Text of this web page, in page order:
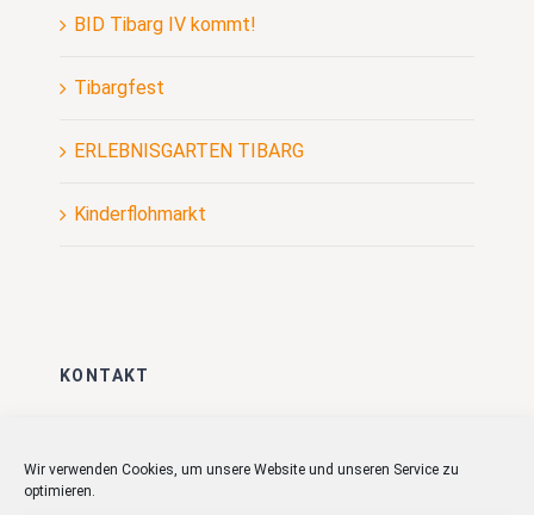
Wir verwenden Cookies, um unsere Website und unseren Service zu
optimieren.
BID Tibarg IV kommt!
Tibargfest
ERLEBNISGARTEN TIBARG
Kinderflohmarkt
KONTAKT
Standortmanagement BID GmbH